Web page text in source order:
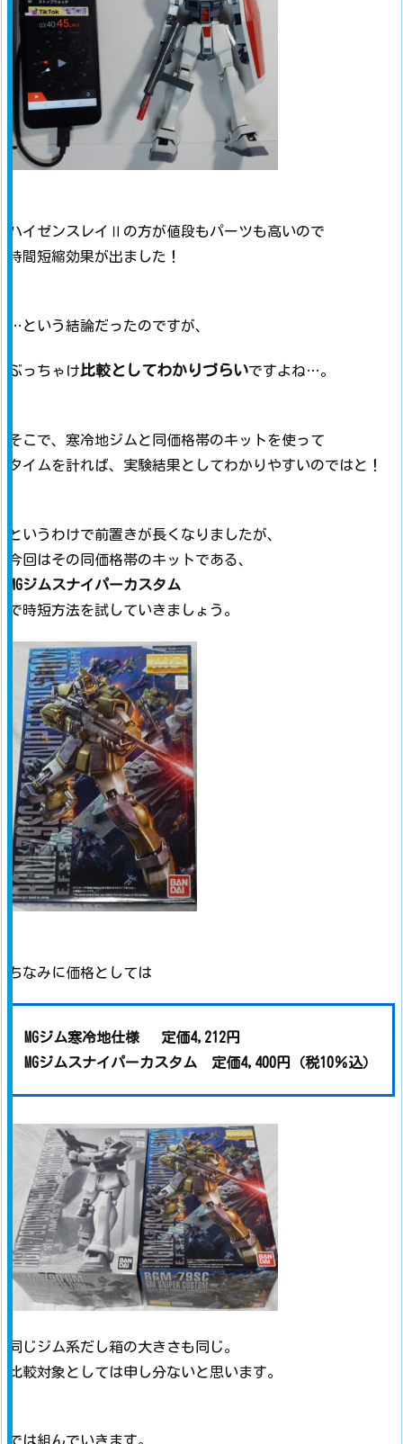
ハイゼンスレイⅡの方が値段もパーツも高いので
時間短縮効果が出ました！
…という結論だったのですが、
ぶっちゃけ 比較としてわかりづらいですよね…。
そこで、寒冷地ジムと同価格帯のキットを使って
タイムを計れば、実験結果としてわかりやすいのではと！
というわけで前置きが長くなりましたが、
今回はその同価格帯のキットである、
MGジムスナイパーカスタム
で時短方法を試していきましょう。
ちなみに価格としては
MGジム寒冷地仕様 定価4,212円
MGジムスナイパーカスタム 定価4,400円（税10％込）
同じジム系だし箱の大きさも同じ。
比較対象としては申し分ないと思います。
では組んでいきます。